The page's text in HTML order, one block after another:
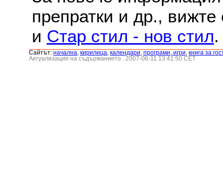
препратки и др.,
и Стар стил - нов стил.
Сайтът: началнa кирилица календари програми, игри книга за
Актуализация на съдържанието : 2007-06-11 13:41:50 CET